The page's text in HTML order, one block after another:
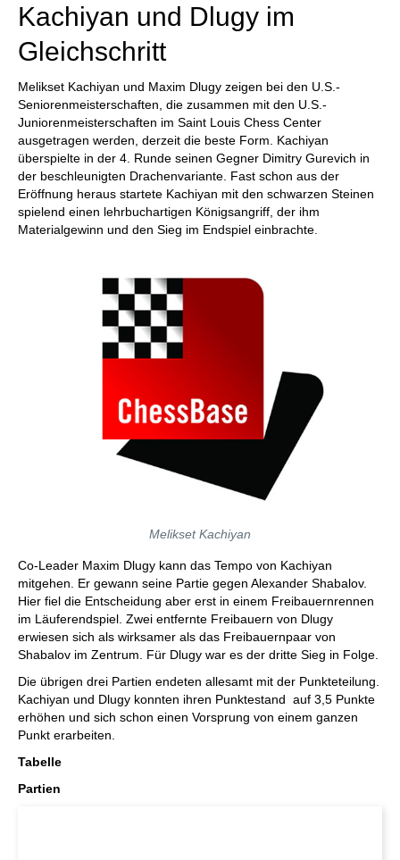
Kachiyan und Dlugy im
Gleichschritt
Melikset Kachiyan und Maxim Dlugy zeigen bei den U.S.-
Seniorenmeisterschaften, die zusammen mit den U.S.-
Juniorenmeisterschaften im Saint Louis Chess Center
ausgetragen werden, derzeit die beste Form. Kachiyan
überspielte in der 4. Runde seinen Gegner Dimitry Gurevich in
der beschleunigten Drachenvariante. Fast schon aus der
Eröffnung heraus startete Kachiyan mit den schwarzen Steinen
spielend einen lehrbuchartigen Königsangriff, der ihm
Materialgewinn und den Sieg im Endspiel einbrachte.
Melikset Kachiyan
Co-Leader Maxim Dlugy kann das Tempo von Kachiyan
mitgehen. Er gewann seine Partie gegen Alexander Shabalov.
Hier fiel die Entscheidung aber erst in einem Freibauernrennen
im Läuferendspiel. Zwei entfernte Freibauern von Dlugy
erwiesen sich als wirksamer als das Freibauernpaar von
Shabalov im Zentrum. Für Dlugy war es der dritte Sieg in Folge.
Die übrigen drei Partien endeten allesamt mit der Punkteteilung.
Kachiyan und Dlugy konnten ihren Punktestand auf 3,5 Punkte
erhöhen und sich schon einen Vorsprung von einem ganzen
Punkt erarbeiten.
Tabelle
Partien